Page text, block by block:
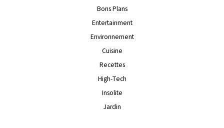
Bons Plans
Entertainment
Environnement
Cuisine
Recettes
High-Tech
Insolite
Jardin